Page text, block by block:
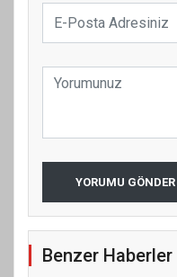
YORUMU GÖNDER
Benzer Haberler